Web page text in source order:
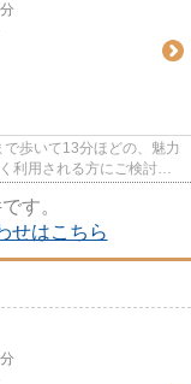
歩いて13分ほどの、魅力
利用される方にご検討頂
す。
せはこちら